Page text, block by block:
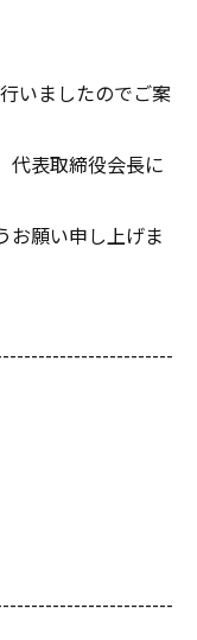
いましたのでご案
代表取締役会長に
お願い申し上げま